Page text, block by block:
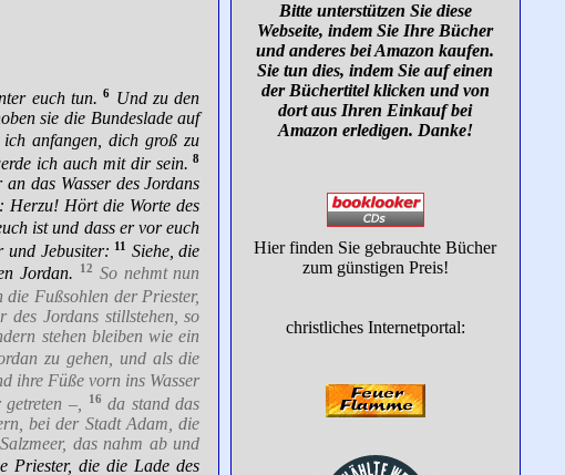
euch tun. 6 Und zu den
sie die Bundeslade auf
anfangen, dich groß zu
ich auch mit dir sein. 8
das Wasser des Jordans
Herzu! Hört die Worte des
ist und dass er vor euch
und Jebusiter: 11 Siehe, die
Jordan.
12 So nehmt nun
die Fußsohlen der Priester,
des Jordans stillstehen, so
stehen bleiben wie ein
zu gehen, und als die
ihre Füße vorn ins Wasser
–,
16 da stand das
bei der Stadt Adam, die
das nahm ab und
Priester, die die Lade des
Bitte unterstützen Sie diese
Webseite, indem Sie Ihre Bücher
und anderes bei Amazon kaufen.
Sie tun dies, indem Sie auf einen
der Büchertitel klicken und von
dort aus Ihren Einkauf bei
Amazon erledigen. Danke!
Hier finden Sie gebrauchte Bücher
zum günstigen Preis!
christliches Internetportal: